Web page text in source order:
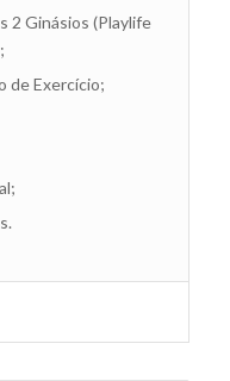
2 Ginásios (Playlife
de Exercício;